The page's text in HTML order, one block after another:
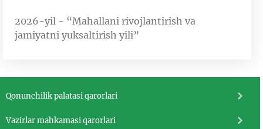
2026-yil - “Mahallani rivojlantirish va
jamiyatni yuksaltirish yili”
Qonunchilik palatasi qarorlari
Vazirlar mahkamasi qarorlari